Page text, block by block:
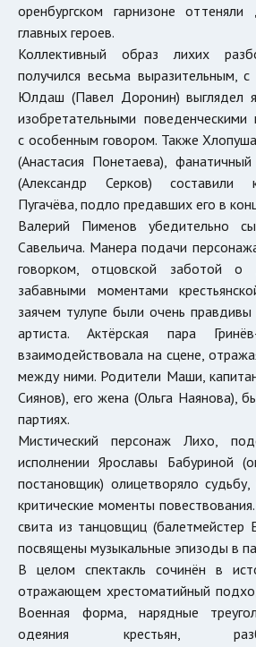
оренбургском гарнизоне
главных героев.
Коллективный образ лихих
получился весьма выразительным,
Юлдаш (Павел Доронин) выглядел
изобретательными поведенческими
с особенным говором. Также
(Анастасия Понетаева),
(Александр Серков) составили
Пугачёва, подло предавших его в
Валерий Пименов убедительно
Савельича. Манера подачи
говорком, отцовской заботой о
забавными моментами
заячем тулупе были очень
артиста. Актёрская пара
взаимодействовала на сцене,
между ними. Родители Маши,
Сиянов), его жена (Ольга Наянова),
партиях.
Мистический персонаж Лихо,
исполнении Ярославы Бабуриной
постановщик) олицетворяло
критические моменты
свита из танцовщиц (балетмейстер
посвящены музыкальные эпизоды в
В целом спектакль сочинён в
отражающем хрестоматийный
Военная форма, нарядные
одеяния крестьян,